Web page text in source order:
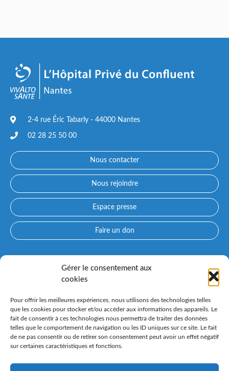
Gérer le consentement aux
cookies
Pour offrir les meilleures expériences, nous utilisons des technologies telles
que les cookies pour stocker et/ou accéder aux informations des appareils. Le
fait de consentir à ces technologies nous permettra de traiter des données
telles que le comportement de navigation ou les ID uniques sur ce site. Le fait
de ne pas consentir ou de retirer son consentement peut avoir un effet négatif
sur certaines caractéristiques et fonctions.
2-4 rue Éric Tabarly - 44000 Nantes
02 28 25 50 00
Nous contacter
Nous rejoindre
Espace presse
Faire un don
Qui sommes-nous ?
Prendre rendez-vous avec un médecin
Consultez nos spécialités
Espace patient PARCOURS CONFLUENT et préadmission en
Nos instituts spécialisés